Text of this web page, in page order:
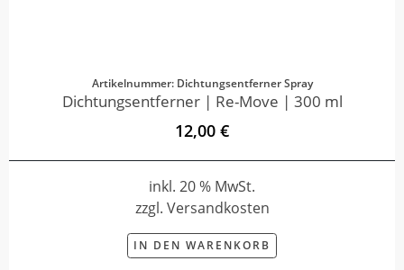
Artikelnummer: Dichtungsentferner Spray
Dichtungsentferner | Re-Move | 300 ml
12,00 €
inkl. 20 % MwSt.
zzgl. Versandkosten
IN DEN WARENKORB